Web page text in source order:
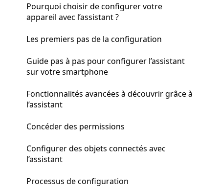
Pourquoi choisir de configurer votre
appareil avec l’assistant ?
Les premiers pas de la configuration
Guide pas à pas pour configurer l’assistant
sur votre smartphone
Fonctionnalités avancées à découvrir grâce à
l’assistant
Concéder des permissions
Configurer des objets connectés avec
l’assistant
Processus de configuration